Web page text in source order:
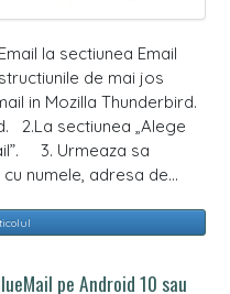
la sectiunea Email
de mai jos
in Mozilla Thunderbird.
2.La sectiunea „Alege
3. Urmeaza sa
numele, adresa de…
pe Android 10 sau